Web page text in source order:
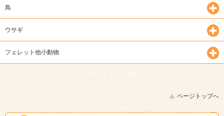
鳥
ウサギ
フェレット他小動物
スマートフォン | PC
ページトップへ